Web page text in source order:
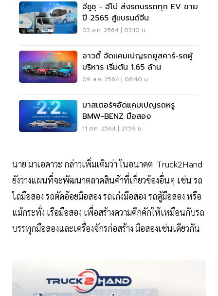
อีซูซุ - ฮีโน่ ส่งรถบรรถทุก EV ขาย
ปี 2565 สู้แบรนด์จีน
03 ส.ค. 2564 | 03:10 น.
อาวดี้ จัดแคมเปญรถยูสคาร์-รถผู้
บริหาร เริ่มต้น 1.65 ล้าน
09 ส.ค. 2564 | 08:40 น.
มาสเตอร์ฯ​อัดแคมเปญรถหรู
BMW-BENZ มือสอง
11 ส.ค. 2564 | 21:59 น.
นาย มาเอคาวะ กล่าวเพิ่มเติมว่า ในอนาคต Truck2Hand
ยังวางแผนที่จะพัฒนาตลาดสินค้าที่เกี่ยวข้องอื่นๆ เช่น รถ
ไถมือสอง รถตัดอ้อยมือสอง รถเก๋งมือสอง รถตู้มือสอง หรือ
แม้กระทั่ง เรือมือสอง เพื่อสร้างความคึกคักให้เหมือนกับรถ
บรรทุกมือสองและเครื่องจักรก่อสร้าง มือสองเช่นเดียวกัน